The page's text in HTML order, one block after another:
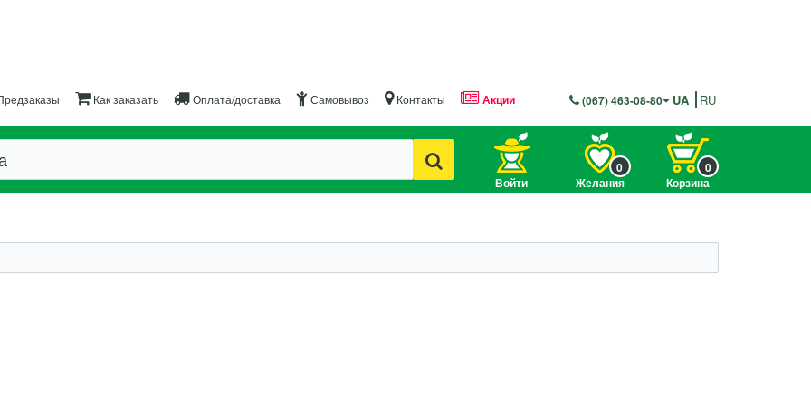
Как заказать Оплата/доставка Самовывоз Контакты Акции (067) 463-08-80 UA RU
Войти Желания
0
Корзина
0